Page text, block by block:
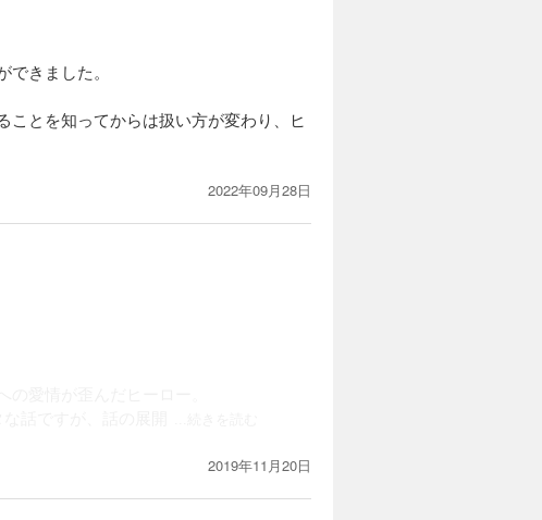
きました。
とを知ってからは扱い方が変わり、ヒ
2022年09月28日
2019年11月20日